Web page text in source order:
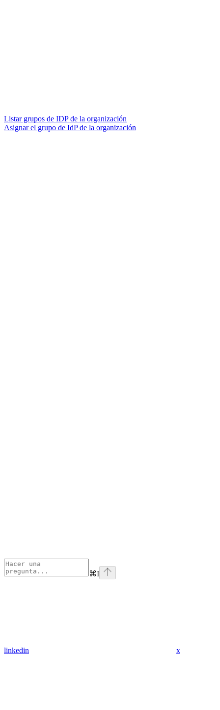
Listar grupos de IDP de la organización
Asignar el grupo de IdP de la organización
⌘I
linkedin x